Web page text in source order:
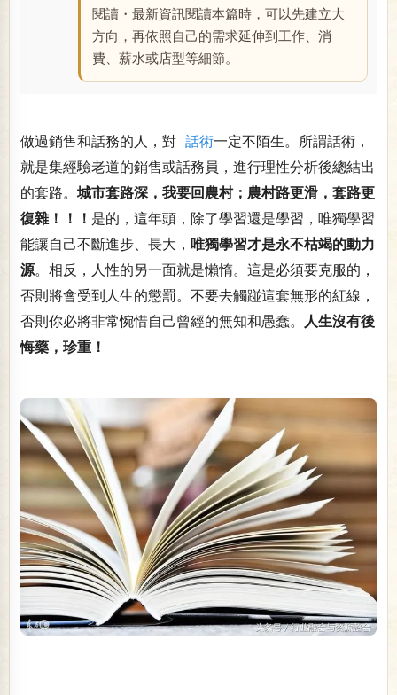
閱讀・最新資訊閱讀本篇時，可以先建立大
方向，再依照自己的需求延伸到工作、消
費、薪水或店型等細節。
做過銷售和話務的人，對 話術一定不陌生。所謂話術，
就是集經驗老道的銷售或話務員，進行理性分析後總結出
的套路。 城市套路深，我要回農村；農村路更滑，套路更
復雜！！！ 是的，這年頭，除了學習還是學習，唯獨學習
能讓自己不斷進步、長大， 唯獨學習才是永不枯竭的動力
源。相反，人性的另一面就是懶惰。這是必須要克服的，
否則將會受到人生的懲罰。不要去觸踫這套無形的紅線，
否則你必將非常惋惜自己曾經的無知和愚蠢。
人生沒有後
悔藥，珍重！